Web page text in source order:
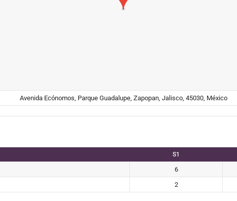
Avenida Ecónomos, Parque Guadalupe, Zapopan, Jalisco, 45030, México
S1
6
2